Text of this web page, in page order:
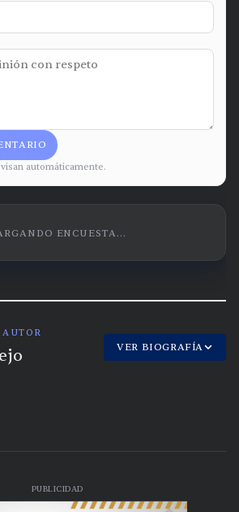
automáticamente.
ENCUESTA...
VER BIOGRAFÍA
PUBLICIDAD